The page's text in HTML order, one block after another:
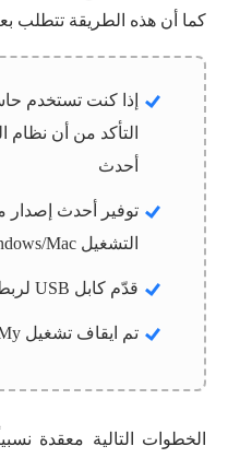
كما أن هذه الطريقة تتطلب
أحدث
التشغيل Windows/Mac
قدّم كابل USB لربط iPhone بالحاسوب
تم ايقاف تشغيل Find My على iPhone
الخطوات التالية معقدة